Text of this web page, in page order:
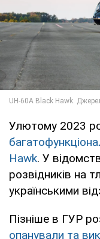
Улютому 2023
Hawk. У
розвідників на
українськими
Пізніше в ГУР
опанували та